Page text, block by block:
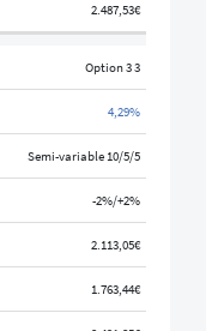
2.487,53€
Option 3 3
4,29%
Semi-variable 10/5/5
-2%/+2%
2.113,05€
1.763,44€